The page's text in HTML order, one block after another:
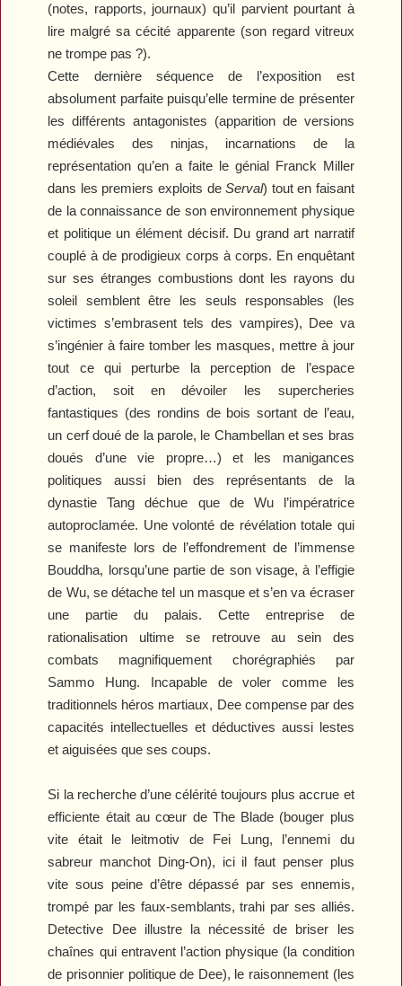
(notes, rapports, journaux) qu’il parvient pourtant à
lire malgré sa cécité apparente (son regard vitreux
ne trompe pas ?).
Cette dernière séquence de l’exposition est
absolument parfaite puisqu’elle termine de présenter
les différents antagonistes (apparition de versions
médiévales des ninjas, incarnations de la
représentation qu’en a faite le génial Franck Miller
dans les premiers exploits deServal) tout en faisant
de la connaissance de son environnement physique
et politique un élément décisif. Du grand art narratif
couplé à de prodigieux corps à corps. En enquêtant
sur ses étranges combustions dont les rayons du
soleil semblent être les seuls responsables (les
victimes s’embrasent tels des vampires), Dee va
s’ingénier à faire tomber les masques, mettre à jour
tout ce qui perturbe la perception de l’espace
d’action, soit en dévoiler les supercheries
fantastiques (des rondins de bois sortant de l’eau,
un cerf doué de la parole, le Chambellan et ses bras
doués d’une vie propre…) et les manigances
politiques aussi bien des représentants de la
dynastie Tang déchue que de Wu l’impératrice
autoproclamée. Une volonté de révélation totale qui
se manifeste lors de l’effondrement de l’immense
Bouddha, lorsqu’une partie de son visage, à l’effigie
de Wu, se détache tel un masque et s’en va écraser
une partie du palais. Cette entreprise de
rationalisation ultime se retrouve au sein des
combats magnifiquement chorégraphiés par
Sammo Hung. Incapable de voler comme les
traditionnels héros martiaux, Dee compense par des
capacités intellectuelles et déductives aussi lestes
et aiguisées que ses coups.
Si la recherche d’une célérité toujours plus accrue et
efficiente était au cœur de The Blade (bouger plus
vite était le leitmotiv de Fei Lung, l’ennemi du
sabreur manchot Ding-On), ici il faut penser plus
vite sous peine d’être dépassé par ses ennemis,
trompé par les faux-semblants, trahi par ses alliés.
Detective
Deeillustre la nécessité de briser les
chaînes qui entravent l’action physique (la condition
de prisonnier politique de Dee), le raisonnement (les